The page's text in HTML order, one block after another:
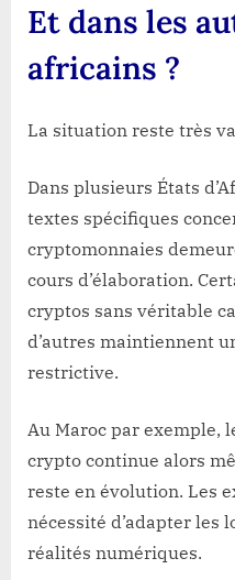
Et dans les
africains ?
La situation reste très
Dans plusieurs États
textes spécifiques
cryptomonnaies
cours d’élaboration.
cryptos sans véritable
d’autres maintiennent
restrictive.
Au Maroc par exemple,
crypto continue alors
reste en évolution. Les
nécessité d’adapter les
réalités numériques.